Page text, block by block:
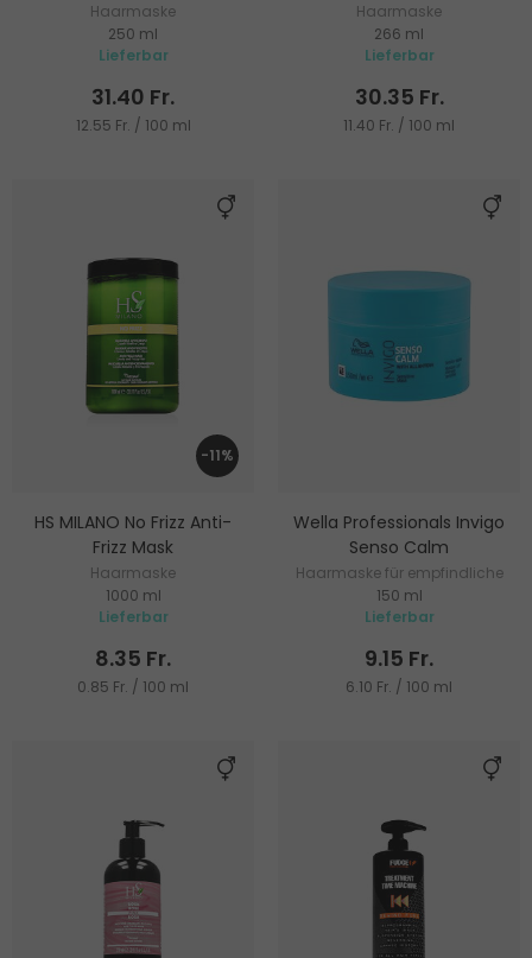
Haarmaske
250 ml
Lieferbar
31.40 Fr.
12.55 Fr. / 100 ml
Haarmaske
266 ml
Lieferbar
30.35 Fr.
11.40 Fr. / 100 ml
-11%
HS MILANO No Frizz Anti-
Frizz Mask
Haarmaske
1000 ml
Lieferbar
8.35 Fr.
0.85 Fr. / 100 ml
Wella Professionals Invigo
Senso Calm
Haarmaske für empfindliche
Kopfhaut
150 ml
Lieferbar
9.15 Fr.
6.10 Fr. / 100 ml